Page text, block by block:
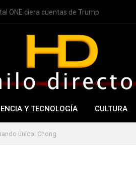
ONE ciera cuentas de Trump
Y TECNOLOGÍA CULTURA
único: Chong